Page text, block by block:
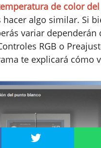
de color
hacer algo similar. Si
variar dependerán
RGB o
te explicará cómo